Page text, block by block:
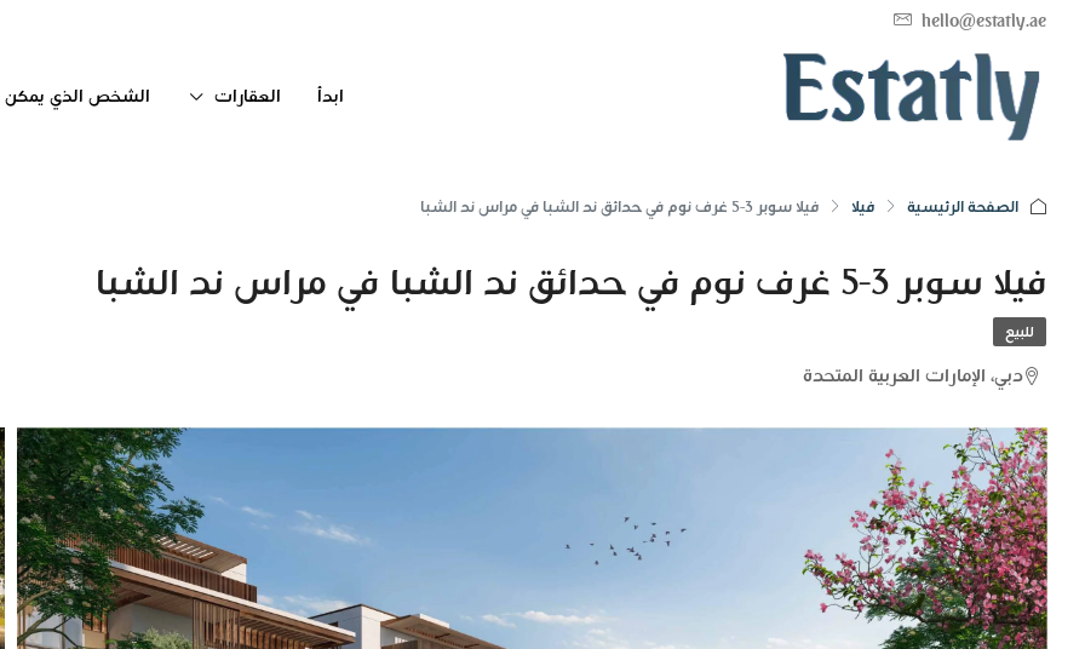
hello@estatly.ae
ابدأ العقارات الشخص الذي يمكن
الصفحة الرئيسية فيلا فيلا سوبر 3-5 غرف نوم في حدائق ند الشبا في مراس ند الشبا
فيلا سوبر 3-5 غرف نوم في حدائق ند الشبا في مراس ند الشبا
للبيع
دبي، الإمارات العربية المتحدة